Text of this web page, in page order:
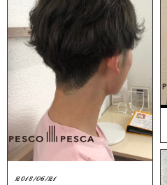
2018/06/21